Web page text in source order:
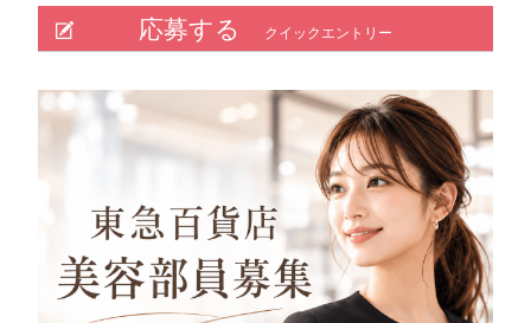
応募する クイックエントリー